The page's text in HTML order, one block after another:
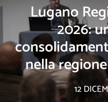
Lugano
2026:
nella
12